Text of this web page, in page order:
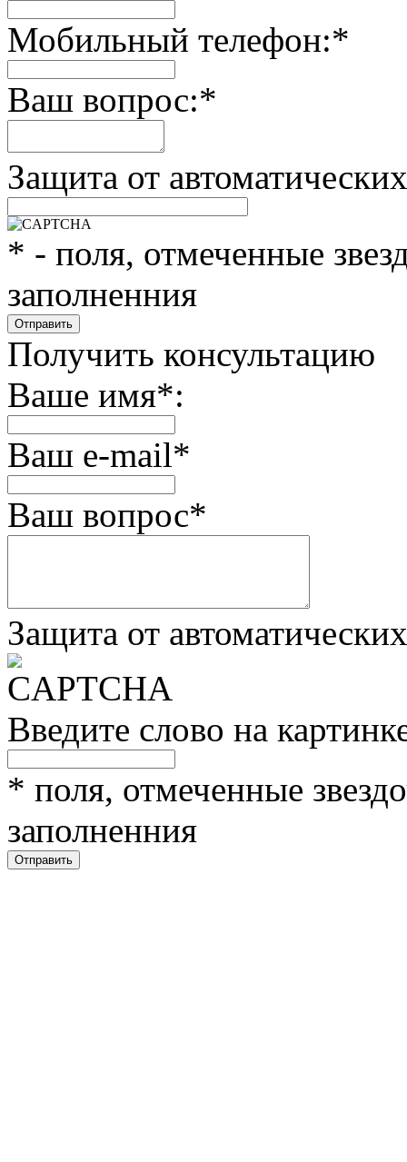
Мобильный телефон:*
Ваш вопрос:*
Защита от
* - поля, отмеченные
заполненния
Получить консультацию
Ваше имя*:
Ваш e-mail*
Ваш вопрос*
Защита от
Введите слово на
* поля, отмеченные
заполненния